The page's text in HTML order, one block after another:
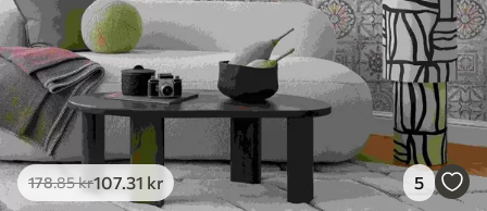
178.85kr107.31 kr 5